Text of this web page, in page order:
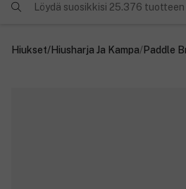
Löydä suosikkisi 25.376
Hiukset/Hiusharja Ja Kampa/Paddle